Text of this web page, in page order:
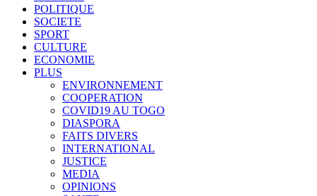
POLITIQUE
SOCIETE
SPORT
CULTURE
ECONOMIE
PLUS
ENVIRONNEMENT
COOPERATION
COVID19 AU TOGO
DIASPORA
FAITS DIVERS
INTERNATIONAL
JUSTICE
MEDIA
OPINIONS